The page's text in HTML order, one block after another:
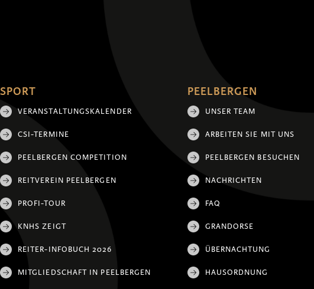
SPORT
VERANSTALTUNGSKALENDER
CSI-TERMINE
PEELBERGEN COMPETITION
REITVEREIN PEELBERGEN
PROFI-TOUR
KNHS ZEIGT
REITER-INFOBUCH 2026
MITGLIEDSCHAFT IN PEELBERGEN
PEELBERGEN
UNSER TEAM
ARBEITEN SIE MIT UNS
PEELBERGEN BESUCHEN
NACHRICHTEN
FAQ
GRANDORSE
ÜBERNACHTUNG
HAUSORDNUNG